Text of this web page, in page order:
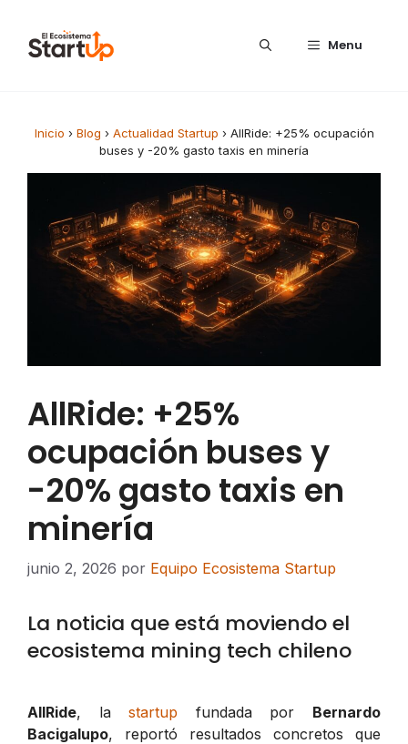
Menu
Inicio › Blog › Actualidad Startup › AllRide: +25% ocupación
buses y -20% gasto taxis en minería
AllRide: +25%
ocupación buses y
-20% gasto taxis en
minería
junio 2, 2026 por Equipo Ecosistema Startup
La noticia que está moviendo el
ecosistema mining tech chileno
AllRide, lastartup fundada por Bernardo
Bacigalupo, reportó resultados concretos que